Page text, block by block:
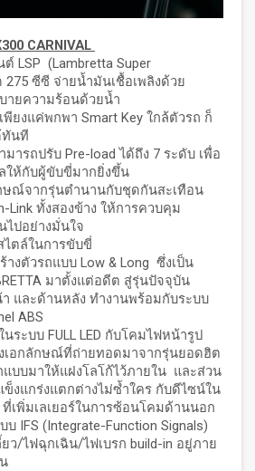
CARNIVAL
LSP (Lambretta Super
ซีซี จ่ายน้ำมันเชื้อเพลิงด้วย
ายความร้อนด้วยน้ำ
พียงแค่พกพา Smart Key ใกล้ตัวรถ ก็
ทันที
ารถปรับ Pre-load ได้ถึง 7 ระดับ เพื่อ
ให้กับผู้ขับขี่มากยิ่งขึ้น
ษณ์จากรุ่นตำนานกับชุดกันสะเทือน
Link ทั้งสองข้าง ให้การควบคุม
ไปอย่างมั่นใจ
ตล์ในการขับขี่
างตัวรถแบบ Low & Long ซึ่งเป็น
มาตั้งแต่อดีต สู่รุ่นปัจจุบัน
และด้านหลัง ทำงานพร้อมกับระบบ
ABS
ระบบ FULL LED กับโคมไฟหน้ารูป
เอกลักษณ์ที่ถ่ายทอดมาจากรุ่นยอดฮิต
บบมาให้แฝงโลโก้ไว้ภายใน และส่วน
งแกร่งแตกต่างไม่ซ้ำใคร กับดีไซน์ใน
เพิ่มเลเยอร์ในการซ้อนโคมด้านนอก
IFS (Integrate-Function Signals)
ว/ไฟฉุกเฉิน/ไฟเบรก build-in อยู่ภาย